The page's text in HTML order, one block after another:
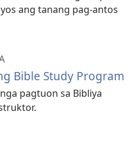
ang tanang pag-antos
Bible Study Program
pagtuon sa Bibliya